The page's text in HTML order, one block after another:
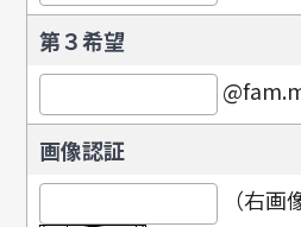
第３希望
画像認証
（右画